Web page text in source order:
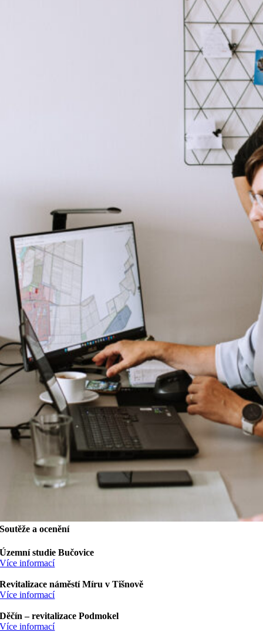
Soutěže a ocenění
Územní studie Bučovice
Více informací
Revitalizace náměstí Míru v Tišnově
Více informací
Děčín – revitalizace Podmokel
Více informací